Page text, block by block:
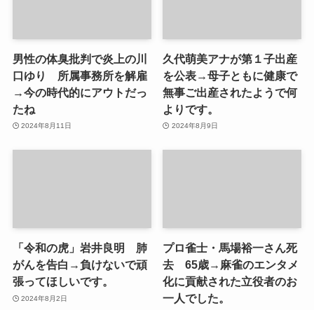
男性の体臭批判で炎上の川
口ゆり 所属事務所を解雇
→今の時代的にアウトだっ
たね
2024年8月11日
久代萌美アナが第１子出産
を公表→母子ともに健康で
無事ご出産されたようで何
よりです。
2024年8月9日
「令和の虎」岩井良明 肺
がんを告白→負けないで頑
張ってほしいです。
2024年8月2日
プロ雀士・馬場裕一さん死
去 65歳→麻雀のエンタメ
化に貢献された立役者のお
一人でした。